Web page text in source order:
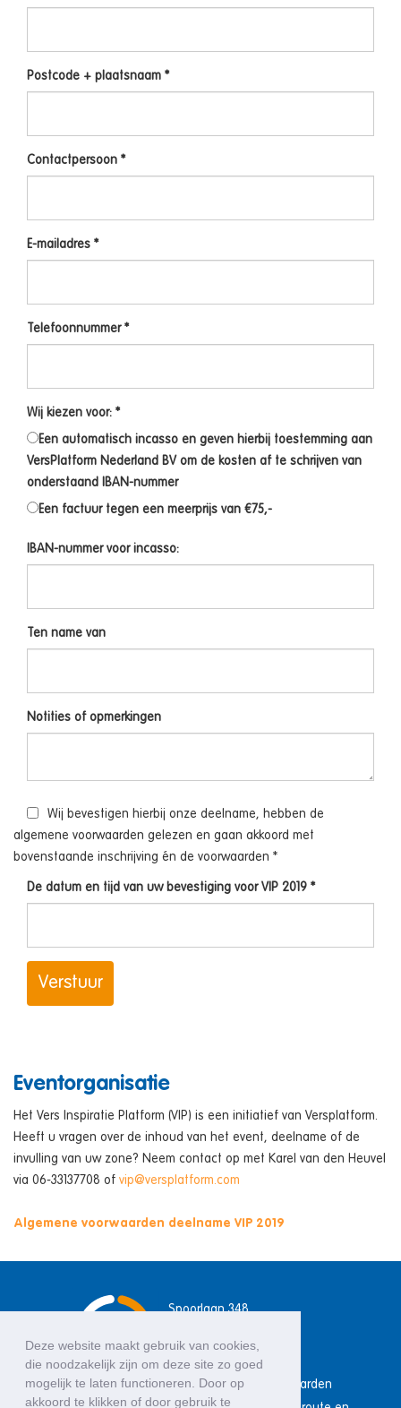
Deze website maakt gebruik van cookies,
die noodzakelijk zijn om deze site zo goed
mogelijk te laten functioneren. Door op
akkoord te klikken of door gebruik te
Postcode + plaatsnaam *
Contactpersoon *
E-mailadres *
Telefoonnummer *
Wij kiezen voor: *
Een automatisch incasso en geven hierbij toestemming aan
VersPlatform Nederland BV om de kosten af te schrijven van
onderstaand IBAN-nummer
Een factuur tegen een meerprijs van €75,-
IBAN-nummer voor incasso:
Ten name van
Notities of opmerkingen
Wij bevestigen hierbij onze deelname, hebben de
algemene voorwaarden gelezen en gaan akkoord met
bovenstaande inschrijving én de voorwaarden *
De datum en tijd van uw bevestiging voor VIP 2019 *
Verstuur
Eventorganisatie
Het Vers Inspiratie Platform (VIP) is een initiatief van Versplatform.
Heeft u vragen over de inhoud van het event, deelname of de
invulling van uw zone? Neem contact op met Karel van den Heuvel
via 06-33137708 of vip@versplatform.com
Algemene voorwaarden deelname VIP 2019
Spoorlaan 348
t +31 (0)13 711 47 85
Onze algemene voorwaarden